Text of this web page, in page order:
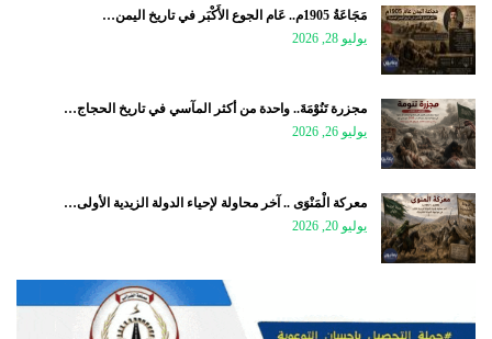
مَجَاعَةُ 1905م.. عَام الجوع الأَكْبَر في تاريخ اليمن…
يوليو 28, 2026
مجزرة تَنُوْمَةَ.. واحدة من أكثر المآسي في تاريخ الحجاج…
يوليو 26, 2026
معركة الْمَنْوَى .. آخر محاولة لإحياء الدولة الزيدية الأولى…
يوليو 20, 2026